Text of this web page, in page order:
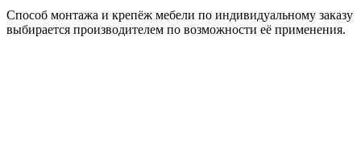
Способ монтажа и крепёж мебели по индивидуальному заказу
выбирается производителем по возможности её применения.